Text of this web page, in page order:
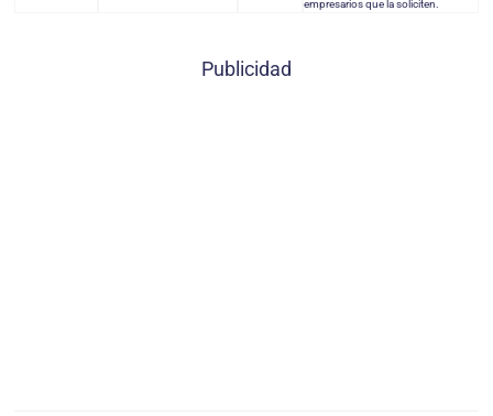
empresarios que la soliciten.
Publicidad